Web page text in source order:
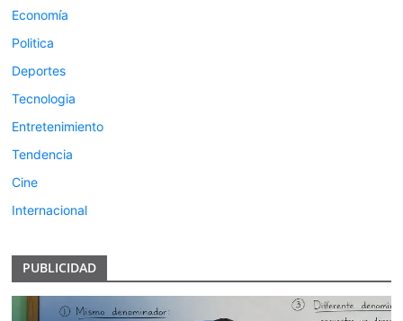
Economía
Politica
Deportes
Tecnologia
Entretenimiento
Tendencia
Cine
Internacional
PUBLICIDAD